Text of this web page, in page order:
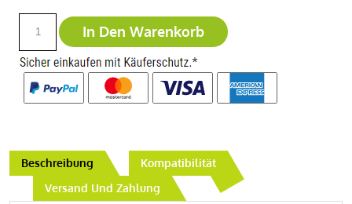
In Den Warenkorb
Beschreibung
Kompatibilität
Versand Und Zahlung